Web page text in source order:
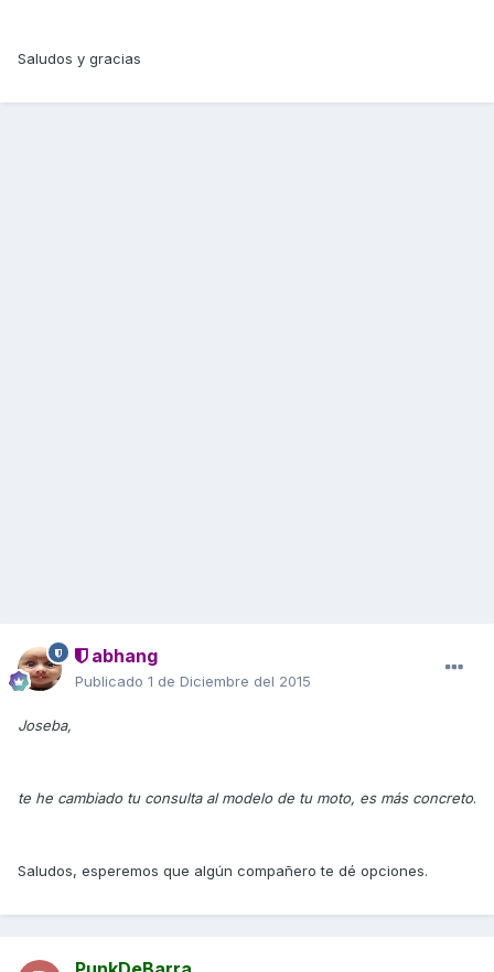
Saludos y gracias
abhang
Publicado 1 de Diciembre del 2015
Joseba,
te he cambiado tu consulta al modelo de tu moto, es más concreto.
Saludos, esperemos que algún compañero te dé opciones.